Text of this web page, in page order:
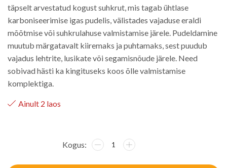
täpselt arvestatud kogust suhkrut, mis tagab ühtlase
karboniseerimise igas pudelis, välistades vajaduse eraldi
mõõtmise või suhkrulahuse valmistamise järele. Pudeldamine
muutub märgatavalt kiiremaks ja puhtamaks, sest puudub
vajadus lehtrite, lusikate või segamisnõude järele. Need
sobivad hästi ka kingituseks koos õlle valmistamise
komplektiga.
Ainult 2 laos